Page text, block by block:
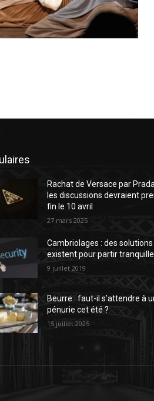
Rachat de Versace par
les discussions devraient
fin le 10 avril
27 mars 2025
Cambriolages : des solutions
existent pour partir tranquille
9 juillet 2019
Beurre : faut-il s’attendre à
pénurie cet été ?
15 juillet 2025